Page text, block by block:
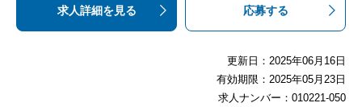
求人詳細を見る 応募する
更新日：2025年06月16日
有効期限：2025年05月23日
求人ナンバー：010221-050